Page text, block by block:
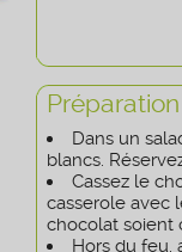
Préparation
Dans un
blancs.
Cassez le
casserole avec
chocolat soient
Hors du feu,